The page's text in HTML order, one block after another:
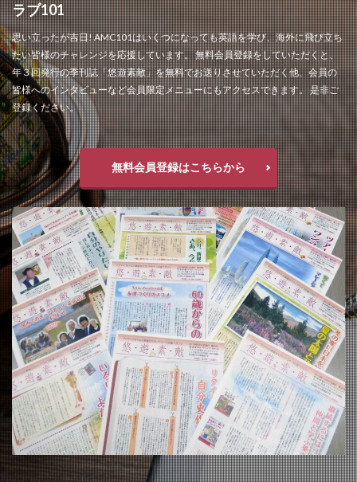
ラブ101
思い立ったが吉日! AMC101はいくつになっても英語を学び、海外に飛び立ち
たい皆様のチャレンジを応援しています。 無料会員登録をしていただくと、
年３回発行の季刊誌「悠遊素敵」を無料でお送りさせていただく他、会員の
皆様へのインタビューなど会員限定メニューにもアクセスできます。 是非ご
登録ください。
無料会員登録はこちらから